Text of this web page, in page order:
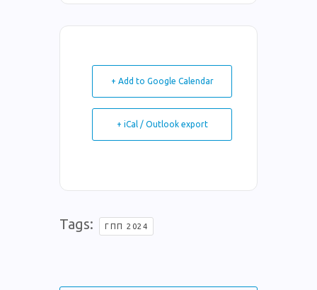
+ Add to Google Calendar
+ iCal / Outlook export
Tags: ΓΠΠ 2024